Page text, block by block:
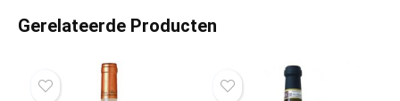
Gerelateerde Producten